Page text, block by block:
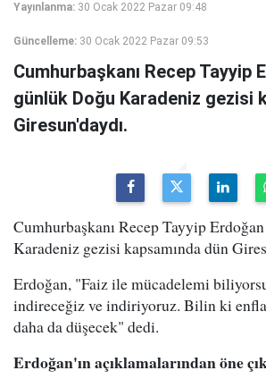
Yayınlanma: 30 Ocak 2022 Pazar 09:48
Güncelleme: 30 Ocak 2022 Pazar 09:53
Cumhurbaşkanı Recep Tayyip
günlük Doğu Karadeniz gezisi
Giresun'daydı.
Cumhurbaşkanı Recep Tayyip
Karadeniz gezisi kapsamında dün
Erdoğan, "Faiz ile mücadelemi
indireceğiz ve indiriyoruz. Bilin ki
daha da düşecek" dedi.
Erdoğan'ın açıklamalarından öne